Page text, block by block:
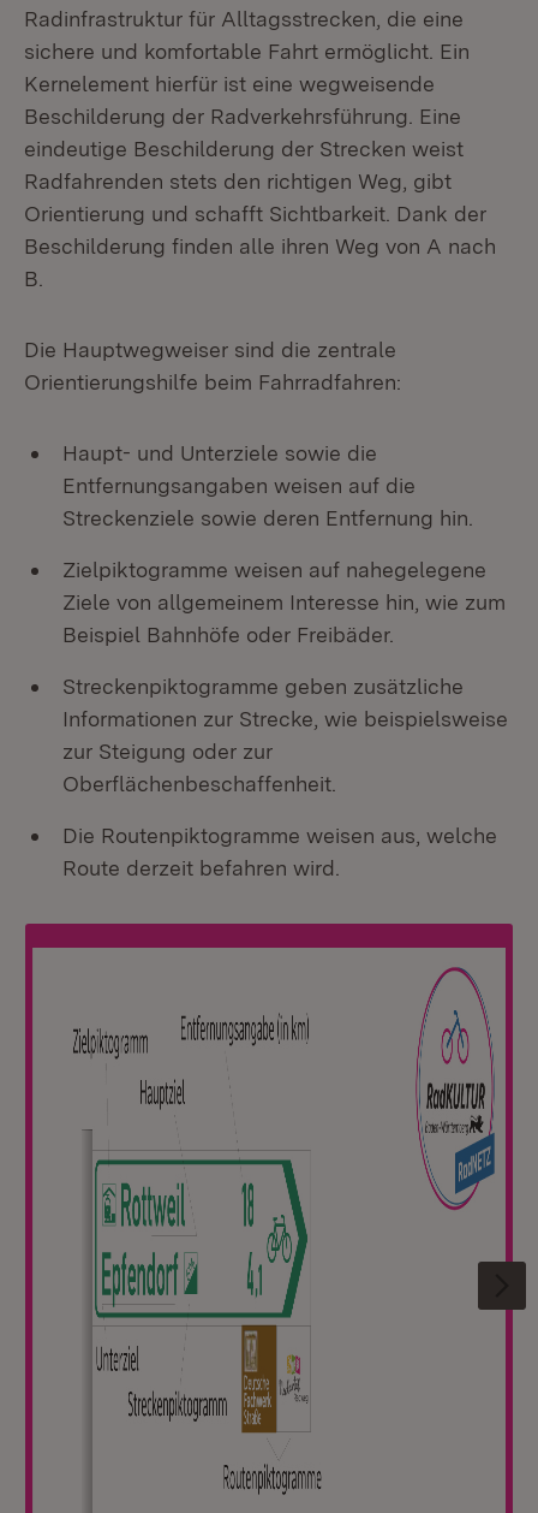
Radinfrastruktur für Alltagsstrecken, die eine
sichere und komfortable Fahrt ermöglicht. Ein
Kernelement hierfür ist eine wegweisende
Beschilderung der Radverkehrsführung. Eine
eindeutige Beschilderung der Strecken weist
Radfahrenden stets den richtigen Weg, gibt
Orientierung und schafft Sichtbarkeit. Dank der
Beschilderung finden alle ihren Weg von A nach
B.
Die Hauptwegweiser sind die zentrale
Orientierungshilfe beim Fahrradfahren:
Haupt- und Unterziele sowie die
Entfernungsangaben weisen auf die
Streckenziele sowie deren Entfernung hin.
Zielpiktogramme weisen auf nahegelegene
Ziele von allgemeinem Interesse hin, wie zum
Beispiel Bahnhöfe oder Freibäder.
Streckenpiktogramme geben zusätzliche
Informationen zur Strecke, wie beispielsweise
zur Steigung oder zur
Oberflächenbeschaffenheit.
Die Routenpiktogramme weisen aus, welche
Route derzeit befahren wird.